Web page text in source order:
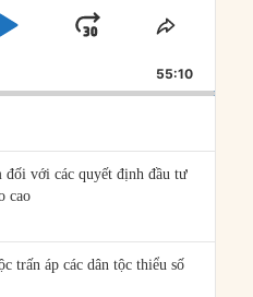
PLAYJUMP
FORWARD
SHARE
55:10
đối với các quyết định đầu tư
cao
trấn áp các dân tộc thiểu số